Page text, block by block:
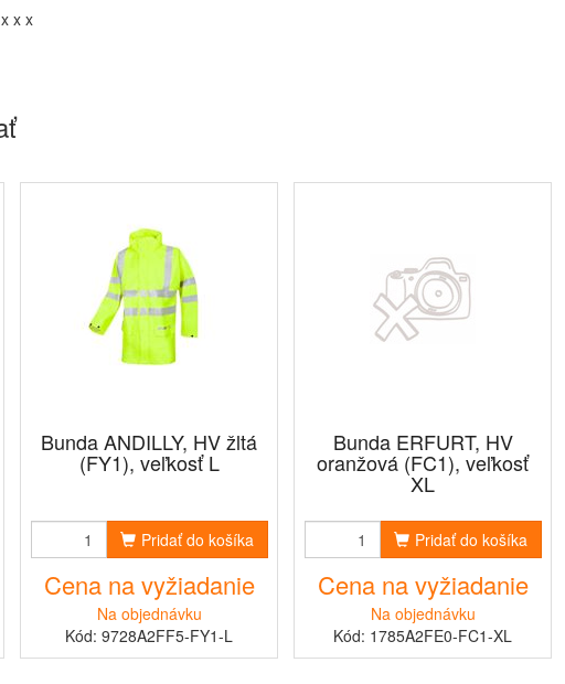
x x
Bunda ANDILLY, HV žltá
(FY1), veľkosť L
Pridať do košíka
Cena na vyžiadanie
Na objednávku
Kód: 9728A2FF5-FY1-L
Bunda ERFURT, HV
oranžová (FC1), veľkosť
XL
Pridať do košíka
Cena na vyžiadanie
Na objednávku
Kód: 1785A2FE0-FC1-XL